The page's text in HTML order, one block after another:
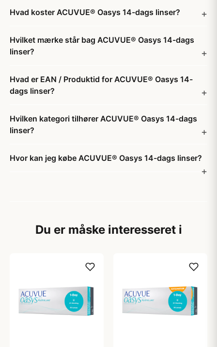
Hvad koster ACUVUE® Oasys 14-dags linser?
Hvilket mærke står bag ACUVUE® Oasys 14-dags
linser?
Hvad er EAN / Produktid for ACUVUE® Oasys 14-
dags linser?
Hvilken kategori tilhører ACUVUE® Oasys 14-dags
linser?
Hvor kan jeg købe ACUVUE® Oasys 14-dags linser?
Du er måske interesseret i